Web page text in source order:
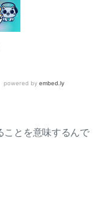
ことを意味するんで